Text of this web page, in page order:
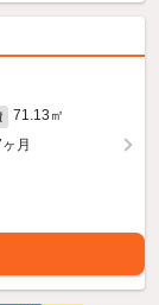
71.13㎡
月